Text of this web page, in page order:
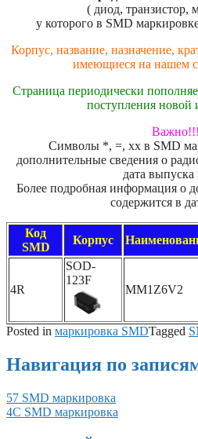
( диод, транзистор,
у которого в SMD
Корпус, название, назначение,
имеющиеся на нашем
Страница периодически
поступления
Важно!!!
Символы *, =, xx в SMD
дополнительные сведения о
дата выпуска
Более подробная информация о
содержится в
Код
SMD
Корпус
4R
SOD-
123F
MM1Z6V2
Posted in маркировка SMDTagged
Навигация по
57 SMD маркировка
4C SMD маркировка